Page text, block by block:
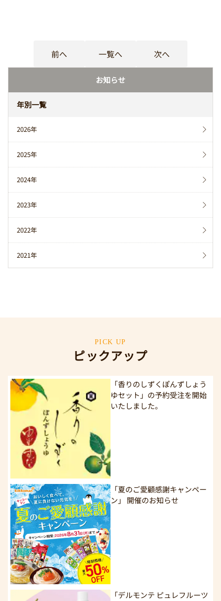
前へ 一覧へ 次へ
お知らせ
年別一覧
2026年
2025年
2024年
2023年
2022年
2021年
PICK UP
ピックアップ
「香りのしずくぽんずしょう
ゆセット」の予約受注を開始
いたしました。
「夏のご愛顧感謝キャンペー
ン」 開催のお知らせ
「デルモンテ ピュレフルーツ